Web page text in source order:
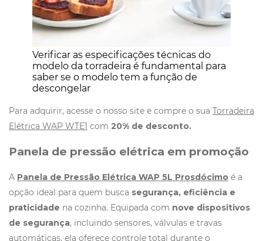
Verificar as especificações técnicas do
modelo da torradeira é fundamental para
saber se o modelo tem a função de
descongelar
Para adquirir, acesse o nosso site e compre o sua Torradeira
Elétrica WAP WTE1 com 20% de desconto.
Panela de pressão elétrica em promoção
A Panela de Pressão Elétrica WAP 5L Prosdócimo é a
opção ideal para quem busca segurança, eficiência e
praticidade na cozinha. Equipada com nove dispositivos
de segurança, incluindo sensores, válvulas e travas
automáticas, ela oferece controle total durante o